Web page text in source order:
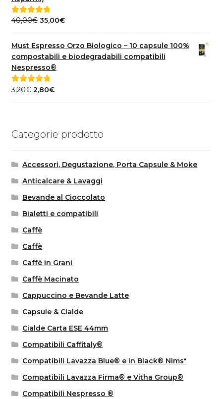
Valutato5.00
40,00€ Il
originale
era:
40,00€.
35,00€Il
attuale
è:
Must Espresso Orzo Biologico – 10 capsule 100%
compostabili e biodegradabili compatibili
Nespresso®
Valutato5.00
3,20€ Il
3,20€.
2,80€Il
2,80€.
Categorie prodotto
Accessori, Degustazione, Porta Capsule & Moke
Anticalcare & Lavaggi
Bevande al Cioccolato
Bialetti e compatibili
Caffè
Caffè
Caffè in Grani
Caffè Macinato
Cappuccino e Bevande Latte
Capsule & Cialde
Cialde Carta ESE 44mm
Compatibili Caffitaly®
Compatibili Lavazza Blue® e in Black® Nims*
Compatibili Lavazza Firma® e Vitha Group®
Compatibili Nespresso ®